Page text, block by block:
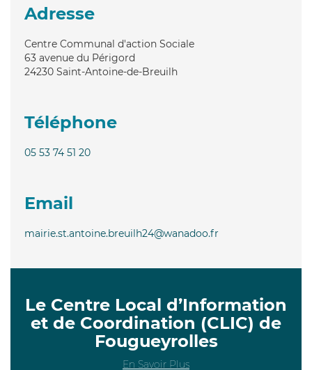
Adresse
Centre Communal d'action Sociale
63 avenue du Périgord
24230 Saint-Antoine-de-Breuilh
Téléphone
05 53 74 51 20
Email
mairie.st.antoine.breuilh24@wanadoo.fr
Le Centre Local d’Information
et de Coordination (CLIC) de
Fougueyrolles
En Savoir Plus